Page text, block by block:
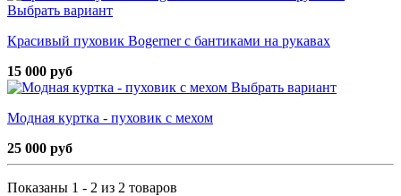
Выбрать вариант
Красивый пуховик Bogerner с бантиками на рукавах
15 000 руб
Выбрать вариант
Модная куртка - пуховик с мехом
25 000 руб
Показаны 1 - 2 из 2 товаров